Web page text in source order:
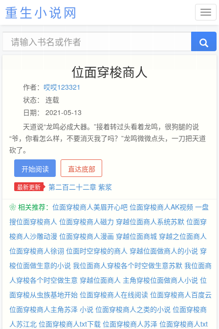
重生小说网
位面穿梭商人
作者： 哎哎123321
状态： 连载
日期： 2021-05-13
天道说“龙鸣必成大器。”接着转过头看着龙鸣，很狗腿的说
“爷，你看怎么样，不要消灭我了吗？”龙鸣微微点头，一刀把天道
砍了。
开始阅读
直达底部
最新更新 第二百二十二章 紫浆
❀ 相关推荐： 位面穿梭商人美眉开心吧 位面穿梭商人AK视频 一盘
搜位面穿梭商人 位面穿梭商人磁力 穿越位面商人系统苏默 位面穿
梭商人沙雕动漫 位面穿梭商人漫画 穿越位面商城 穿越之位面商人
位面穿梭商人徐诩 位面时空穿梭的商人 穿越位面做商人的小说 穿
梭位面做生意的小说 我位面商人穿梭各个时空做生意苏默 我位面商
人穿梭各个时空做生意 穿越位面商人 主角穿梭位面做商人小说 位
面穿梭从虫族基地开始 位面穿梭商人在线阅读 位面穿梭商人百度云
位面穿梭商人主角苏泽 小说 位面穿梭商人之类的小说 位面穿梭商
人苏江北 位面穿梭商人txt下载 位面穿梭商人苏泽 位面穿梭商人txt